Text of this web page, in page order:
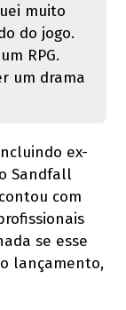
muito
do jogo.
RPG.
um drama
ex-
Sandfall
com
se esse
lançamento,